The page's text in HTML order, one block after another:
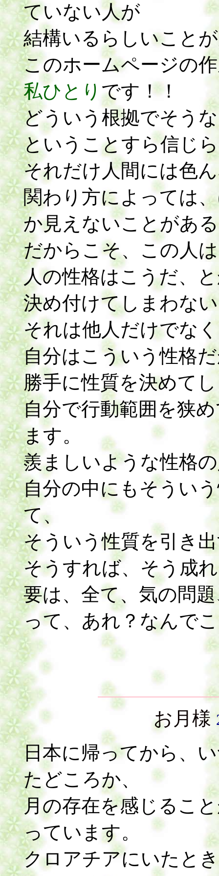
ていない人が
結構いるらしいこと
このホームページの
私ひとり です！！
どういう根拠でそう
ということすら信じ
それだけ人間には色
関わり方によっては
か見えないことがあ
だからこそ、この人
人の性格はこうだ、
決め付けてしまわな
それは他人だけでな
自分はこういう性格
勝手に性質を決めて
自分で行動範囲を狭
ます。
羨ましいような性格
自分の中にもそうい
て、
そういう性質を引き
そうすれば、そう成
要は、全て、気の問
って、あれ？なんで
お月様
日本に帰ってから、
たどころか、
月の存在を感じるこ
っています。
クロアチアにいたと